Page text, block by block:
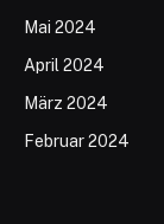
Mai 2024
April 2024
März 2024
Februar 2024